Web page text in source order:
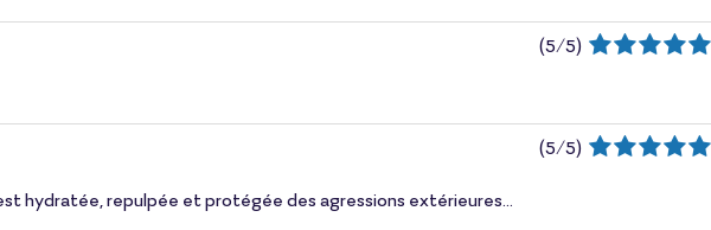
(5/5)
(5/5)
hydratée, repulpée et protégée des agressions extérieures...